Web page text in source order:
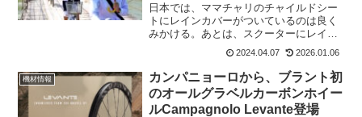
日本では、ママチャリのチャイルドシー
トにレインカバーがついているのは良く
みかける。あとは、スクーターにレイン
カバーがついているものとか。今回紹介
するのは、自転車用のシールドだ。クラ
ウドファンディングで、資金を集めてい
るのけど、突風とか吹くと...
2024.04.07 2026.01.06
機材情報
カンパニョーロから、ブラント初
のオールグラベルカーボンホイー
ルCampagnolo Levante登場